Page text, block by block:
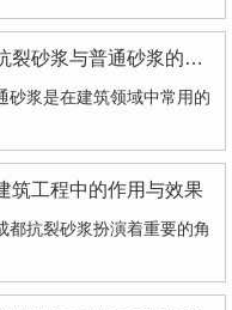
对比分析：成都抗裂砂浆与普通砂浆的优缺点
砂浆是在建筑领域中常用的
筑工程中的作用与效果
都抗裂砂浆扮演着重要的角